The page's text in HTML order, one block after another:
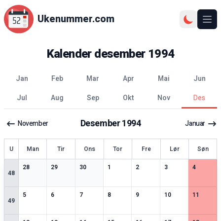
Ukenummer.com
Kalenderdesember 1994
jan feb mar apr mai
jun
jul
aug sep okt nov des
November Desember1994 Januar
Uke Man Tir Ons Tor Fre Lør Søn
48
28
2spesielle datoer
29
2spesielle datoer
30
3spesielle datoer
13 spesielle datoer
2
2spesielle datoer
3
2spesielle datoer
4
2
49
5
4spesielle datoer
6
3spesielle datoer
7
3spesielle datoer
8
2spesielle datoer
9
2spesielle datoer
10
2spesielle datoer
11
2